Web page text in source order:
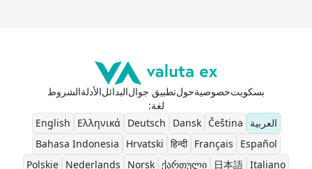
بسكويتخصوصيةحولتطبيق جوالالبدائلالأدلةالشروط
لغة:
العربية
Čeština
Dansk
Deutsch
Ελληνικά
English
Español
Français
हिन्दी
Hrvatski
Bahasa Indonesia
Italiano
日本語
ქართული
Norsk
Nederlands
Polskie